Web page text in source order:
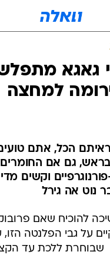
גאגא
למחצה
הכל, אתם
גם אם
וקשים מדי
נוט אה גירל
להוכיח שאם
על גבי הפלנטה הזו,
שבוחרת ללכת עד